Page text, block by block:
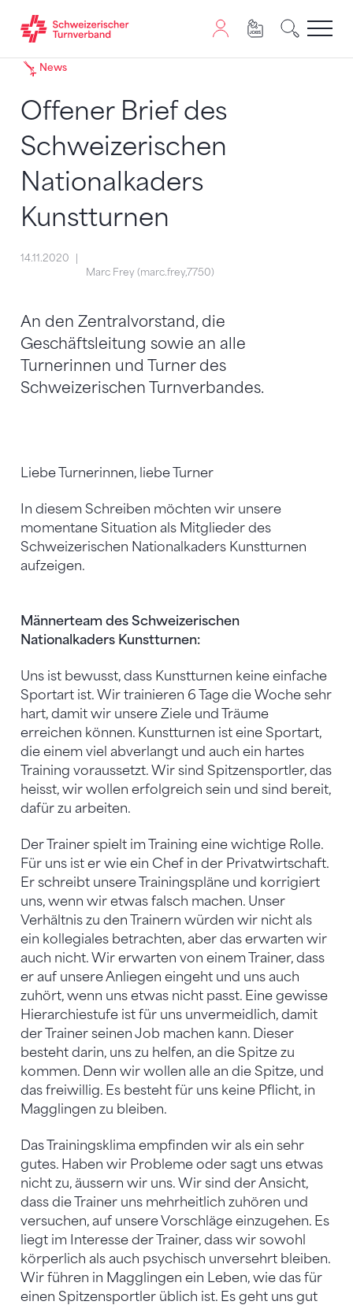
Zum Inhalt springen
Zur Sitemap navigieren
Zum Navigieren dieser Seite wird JavaScript benötigt.
News
Offener Brief des
Schweizerischen
Nationalkaders
Kunstturnen
14.11.2020
Marc Frey (marc.frey,7750)
An den Zentralvorstand, die
Geschäftsleitung sowie an alle
Turnerinnen und Turner des
Schweizerischen Turnverbandes.
Liebe Turnerinnen, liebe Turner
In diesem Schreiben möchten wir unsere
momentane Situation als Mitglieder des
Schweizerischen Nationalkaders Kunstturnen
aufzeigen.
Männerteam des Schweizerischen
Nationalkaders Kunstturnen:
Uns ist bewusst, dass Kunstturnen keine einfache
Sportart ist. Wir trainieren 6 Tage die Woche sehr
hart, damit wir unsere Ziele und Träume
erreichen können. Kunstturnen ist eine Sportart,
die einem viel abverlangt und auch ein hartes
Training voraussetzt. Wir sind Spitzensportler, das
heisst, wir wollen erfolgreich sein und sind bereit,
dafür zu arbeiten.
Der Trainer spielt im Training eine wichtige Rolle.
Für uns ist er wie ein Chef in der Privatwirtschaft.
Er schreibt unsere Trainingspläne und korrigiert
uns, wenn wir etwas falsch machen. Unser
Verhältnis zu den Trainern würden wir nicht als
ein kollegiales betrachten, aber das erwarten wir
auch nicht. Wir erwarten von einem Trainer, dass
er auf unsere Anliegen eingeht und uns auch
zuhört, wenn uns etwas nicht passt. Eine gewisse
Hierarchiestufe ist für uns unvermeidlich, damit
der Trainer seinen Job machen kann. Dieser
besteht darin, uns zu helfen, an die Spitze zu
kommen. Denn wir wollen alle an die Spitze, und
das freiwillig. Es besteht für uns keine Pflicht, in
Magglingen zu bleiben.
Das Trainingsklima empfinden wir als ein sehr
gutes. Haben wir Probleme oder sagt uns etwas
nicht zu, äussern wir uns. Wir sind der Ansicht,
dass die Trainer uns mehrheitlich zuhören und
versuchen, auf unsere Vorschläge einzugehen. Es
liegt im Interesse der Trainer, dass wir sowohl
körperlich als auch psychisch unversehrt bleiben.
Wir führen in Magglingen ein Leben, wie das für
einen Spitzensportler üblich ist. Es geht uns gut